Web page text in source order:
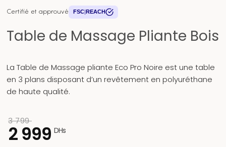
Certifié et approuvé FSC REACH
Table de Massage Pliante Bois
La Table de Massage pliante Eco Pro Noire est une table
en 3 plans disposant d’un revêtement en polyuréthane
de haute qualité.
3 799
2 999DHs